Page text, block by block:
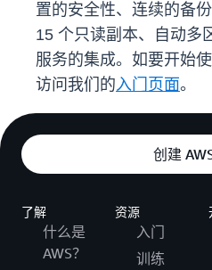
置的安全性、连续的备
15 个只读副本、自动多
服务的集成。如要开始
访问我们的入门页面。
创建
了解
什么是
AWS？
资源
入门
训练